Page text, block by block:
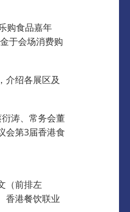
购食品嘉年
于会场消费购
介绍各展区及
涛、常务会董
会第3届香港食
（前排左
香港餐饮联业